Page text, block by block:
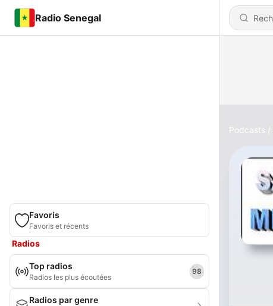
Radio Senegal
Favoris
Favoris et récents
Radios
Top radios
Radios les plus écoutées
98
Radios par genre
Podcasts